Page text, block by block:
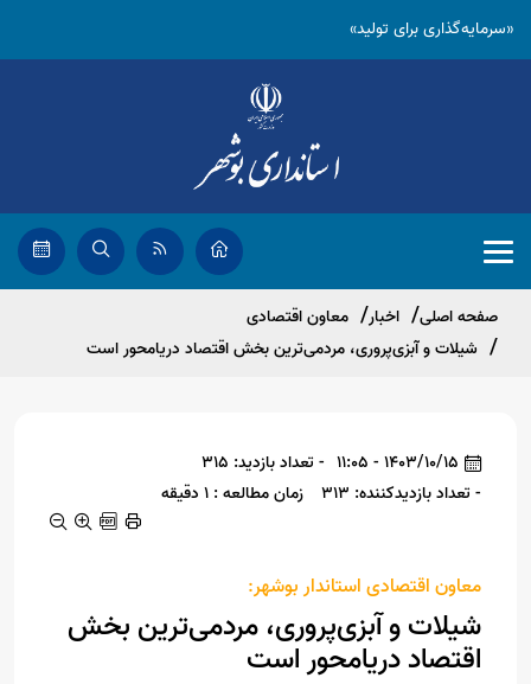
«سرمایه‌گذاری برای تولید»
صفحه اصلی اخبار
معاون اقتصادی
شیلات و آبزی‌پروری، مردمی‌ترین بخش اقتصاد دریامحور است
1403/10/15 - 11:05
- تعداد بازدید: 315
- تعداد بازدیدکننده: 313
زمان مطالعه : 1 دقیقه
معاون اقتصادی استاندار بوشهر:
شیلات و آبزی‌پروری، مردمی‌ترین بخش
اقتصاد دریامحور است